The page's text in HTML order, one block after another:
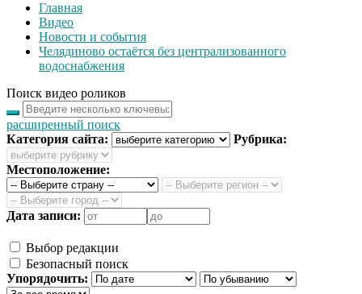
Главная
Видео
Новости и события
Челядиново остаётся без централизованного
водоснабжения
Поиск видео роликов
расширенный поиск
Категория сайта:
Рубрика:
Местоположение:
Дата записи:
Выбор редакции
Безопасный поиск
Упорядочить: